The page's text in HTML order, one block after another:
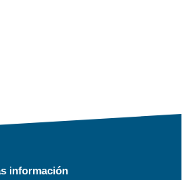
información